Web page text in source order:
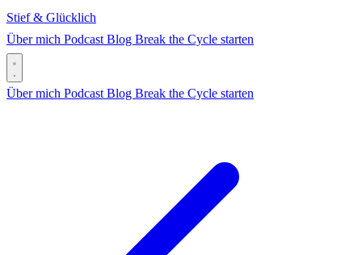
Stief & Glücklich
Über mich Podcast Blog Break the Cycle starten
Über mich Podcast Blog Break the Cycle starten